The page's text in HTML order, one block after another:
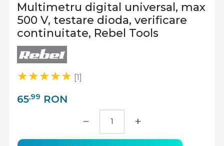
Multimetru digital universal, max
500 V, testare dioda, verificare
continuitate, Rebel Tools
[1]
65,99 RON
− +